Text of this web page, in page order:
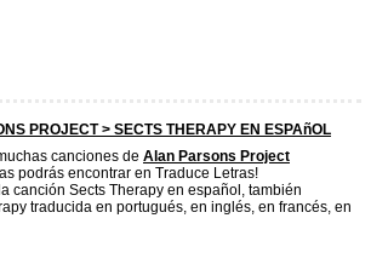
PROJECT> SECTS THERAPY EN ESPAñOL
canciones de Alan Parsons Project
podrás encontrar en Traduce Letras!
canción Sects Therapy en español, también
traducida en portugués, en inglés, en francés, en